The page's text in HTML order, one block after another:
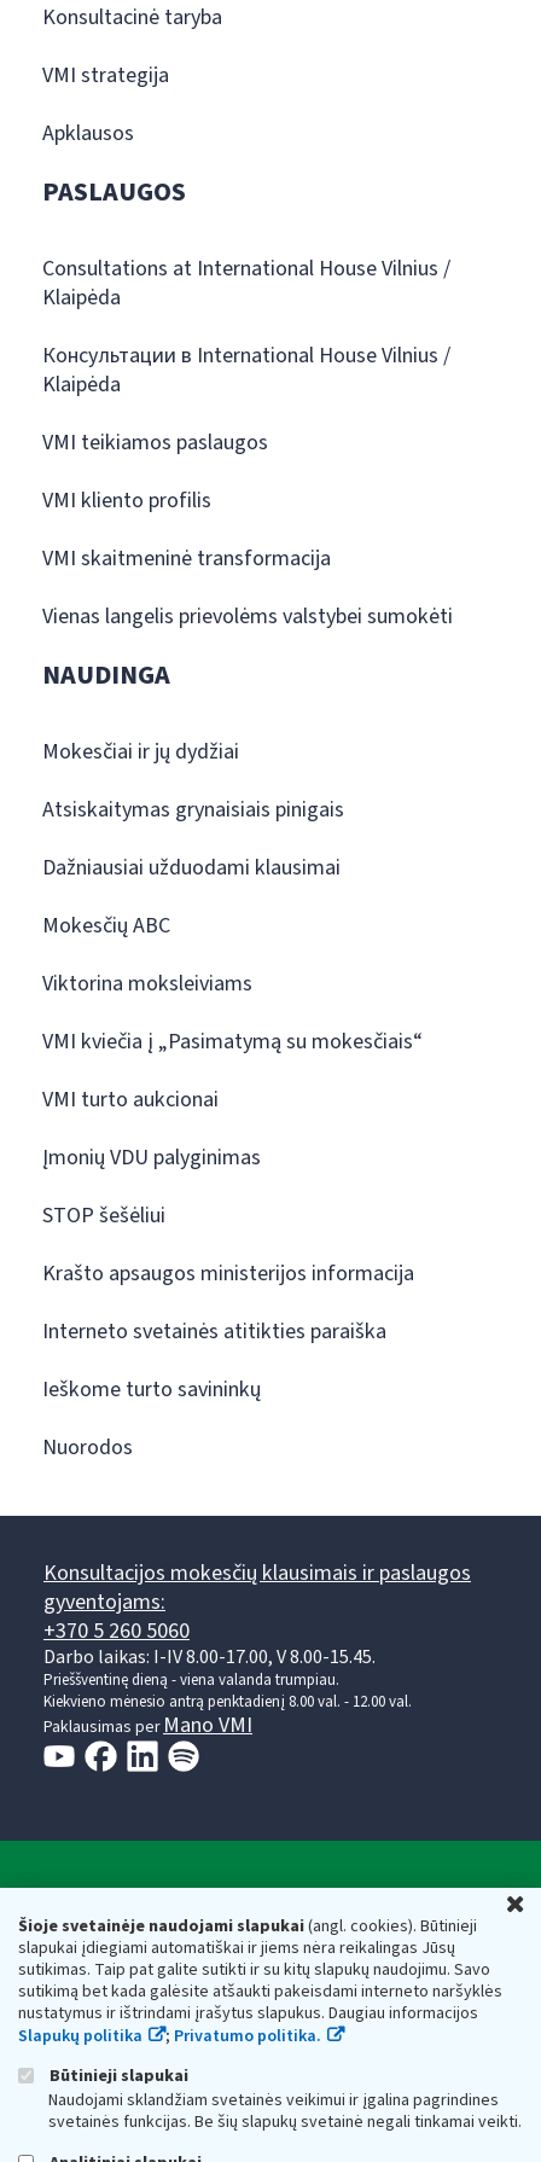
Šioje svetainėje naudojami slapukai(angl. cookies). Būtinieji
slapukai įdiegiami automatiškai ir jiems nėra reikalingas Jūsų
sutikimas. Taip pat galite sutikti ir su kitų slapukų naudojimu. Savo
sutikimą bet kada galėsite atšaukti pakeisdami interneto naršyklės
nustatymus ir ištrindami įrašytus slapukus. Daugiau informacijos
Slapukų politika
; Privatumo politika.
Būtinieji slapukai
Naudojami sklandžiam svetainės veikimui ir įgalina pagrindines
svetainės funkcijas. Be šių slapukų svetainė negali tinkamai veikti.
Konsultacinė taryba
VMI strategija
Apklausos
PASLAUGOS
Consultations at International House Vilnius /
Klaipėda
Консультации в International House Vilnius /
Klaipėda
VMI teikiamos paslaugos
VMI kliento profilis
VMI skaitmeninė transformacija
Vienas langelis prievolėms valstybei sumokėti
NAUDINGA
Mokesčiai ir jų dydžiai
Atsiskaitymas grynaisiais pinigais
Dažniausiai užduodami klausimai
Mokesčių ABC
Viktorina moksleiviams
VMI kviečia į „Pasimatymą su mokesčiais“
VMI turto aukcionai
Įmonių VDU palyginimas
STOP šešėliui
Krašto apsaugos ministerijos informacija
Interneto svetainės atitikties paraiška
Ieškome turto savininkų
Nuorodos
Konsultacijos mokesčių klausimais ir paslaugos
gyventojams:
+370 5 260 5060
Darbo laikas: I-IV 8.00-17.00, V 8.00-15.45.
Prieššventinę dieną - viena valanda trumpiau.
Kiekvieno mėnesio antrą penktadienį 8.00 val. - 12.00 val.
Paklausimas per Mano VMI
Respublikos finansų ministerijos
Biudžetinė įstaiga. Juridinio asmens kodas — 188659752,
adresas: Vasario 16-osios g. 14, 01107 Vilnius, Lietuva, el.paštas:
vmi@vmi.lt, E. pristatymo dėžutės adresas 188659752
Duomenys apie Valstybinę mokesčių inspekciją prie Lietuvos
Respublikos finansų ministerijos kaupiami ir saugomi Juridinių